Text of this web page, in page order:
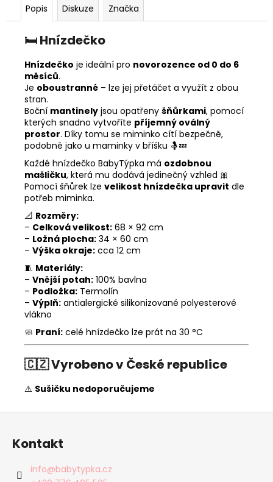
Popis Diskuze Značka
🛏️Hnízdečko
Hnízdečko je ideální pro novorozence od 0 do 6
měsíců.
Je oboustranné – lze jej přetáčet a využít z obou
stran.
Boční mantinely jsou opatřeny šňůrkami, pomocí
kterých snadno vytvoříte příjemný oválný
prostor. Díky tomu se miminko cítí bezpečně,
podobně jako u maminky v bříšku 🤱💤
Každé hnízdečko BabyTýpka má ozdobnou
mašličku, která mu dodává jedinečný vzhled 🎀
Pomocí šňůrek lze velikost hnízdečka upravit dle
potřeb miminka.
📐 Rozměry:
– Celková velikost: 68 × 92 cm
– Ložná plocha: 34 × 60 cm
– Výška okraje: cca 12 cm
🧵 Materiály:
– Vnější potah: 100% bavlna
– Podložka: Termolín
– Výplň: antialergické silikonizované polyesterové
vlákno
🧼 Praní: celé hnízdečko lze prát na 30 °C
🇨🇿Vyrobeno v České republice
⚠️ Sušičku nedoporučujeme
Z
Kontakt
info@babytypka.cz